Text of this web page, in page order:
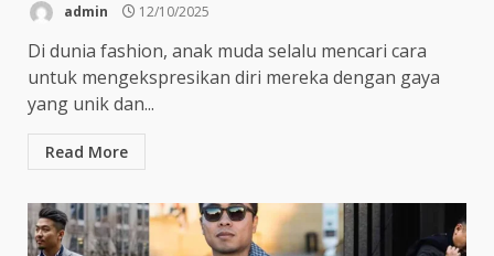
admin 12/10/2025
Di dunia fashion, anak muda selalu mencari cara
untuk mengekspresikan diri mereka dengan gaya
yang unik dan...
Read More